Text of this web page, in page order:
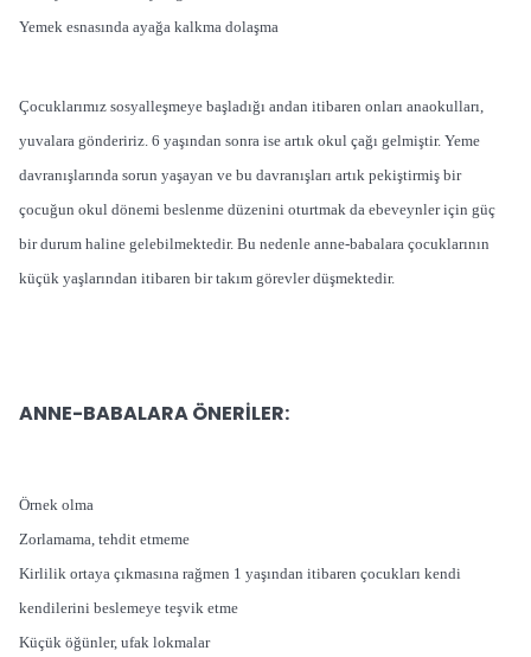
Yemek esnasında ayağa kalkma dolaşma
Çocuklarımız sosyalleşmeye başladığı andan itibaren onları anaokulları,
yuvalara göndeririz. 6 yaşından sonra ise artık okul çağı gelmiştir. Yeme
davranışlarında sorun yaşayan ve bu davranışları artık pekiştirmiş bir
çocuğun okul dönemi beslenme düzenini oturtmak da ebeveynler için güç
bir durum haline gelebilmektedir. Bu nedenle anne-babalara çocuklarının
küçük yaşlarından itibaren bir takım görevler düşmektedir.
ANNE-BABALARA ÖNERİLER:
Örnek olma
Zorlamama, tehdit etmeme
Kirlilik ortaya çıkmasına rağmen 1 yaşından itibaren çocukları kendi
kendilerini beslemeye teşvik etme
Küçük öğünler, ufak lokmalar